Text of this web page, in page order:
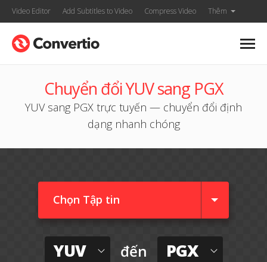
Video Editor Add Subtitles to Video Compress Video Thêm
Chuyển đổi YUV sang PGX
YUV sang PGX trực tuyến — chuyển đổi định
dạng nhanh chóng
Chọn Tập tin
YUV đến PGX